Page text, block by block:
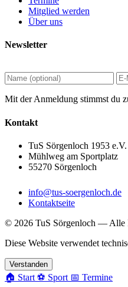
Mitglied werden
Über uns
Newsletter
Mit der Anmeldung stimmst du
Kontakt
TuS Sörgenloch 1953 e.V.
Mühlweg am Sportplatz
55270 Sörgenloch
info@tus-soergenloch.de
Kontaktseite
© 2026 TuS Sörgenloch — Alle
Diese Website verwendet
Verstanden
🏠 Start ⚽ Sport 📅 Termine